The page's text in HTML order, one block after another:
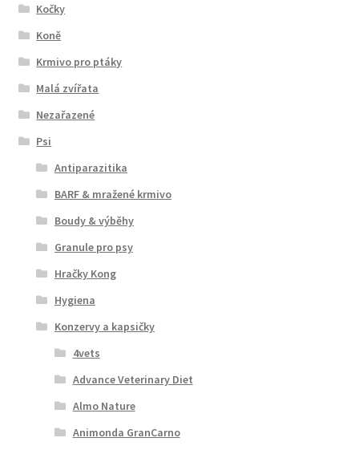
Kočky
Koně
Krmivo pro ptáky
Malá zvířata
Nezařazené
Psi
Antiparazitika
BARF & mražené krmivo
Boudy & výběhy
Granule pro psy
Hračky Kong
Hygiena
Konzervy a kapsičky
4vets
Advance Veterinary Diet
Almo Nature
Animonda GranCarno